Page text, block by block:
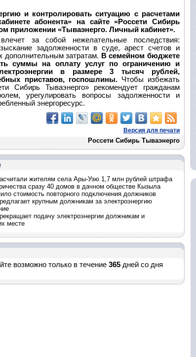
и контролировать ситуацию с расчетами
абонента» на сайте «Россети Сибирь
приложении «Тываэнерго. Личный кабинет».
за собой нежелательные последствия:
задолженности в суде, арест счетов и
дополнительным затратам. В семейном бюджете
суммы на оплату услуг по ограничению и
в размере 3 тысяч рублей,
приставов, госпошлины.Чтобы избежать
Сибирь Тываэнерго» рекомендует гражданам
урегулировать вопросы задолженности и
энергоресурс.
Версия для печати
Россети Сибирь Тываэнерго
жителям села Ары-Узю 1,7 млн рублей штрафа
сразу 40 домов в дачном обществе Кызыла
стоимость повторного подключения должников
крупным должникам за электроэнергию
подачу электроэнергии должникам и
месте
возможно только в течение 365 дней со дня